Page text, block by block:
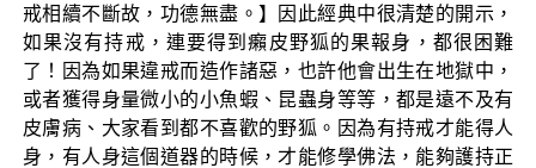
戒相續不斷故，功德無盡。】因此經典中很清楚的開示，
如果沒有持戒，連要得到癩皮野狐的果報身，都很困難
了！因為如果違戒而造作諸惡，也許他會出生在地獄中，
或者獲得身量微小的小魚蝦、昆蟲身等等，都是遠不及有
皮膚病、大家看到都不喜歡的野狐。因為有持戒才能得人
身，有人身這個道器的時候，才能修學佛法，能夠護持正